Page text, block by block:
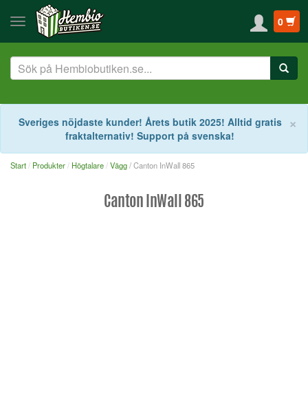
0
×
Sveriges nöjdaste kunder! Årets butik 2025! Alltid gratis
fraktalternativ! Support på svenska!
Start Produkter Högtalare Vägg/ Canton InWall 865
Canton InWall 865